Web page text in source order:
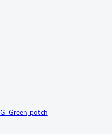
Green, patch